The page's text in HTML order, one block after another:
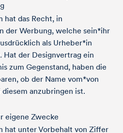
hat das Recht, in
der Werbung, welche sein*ihr
als Urheber*in
Hat der Designvertrag ein
zum Gegenstand, haben die
ob der Name vom*von
anzubringen ist.
eigene Zwecke
hat unter Vorbehalt von Ziffer